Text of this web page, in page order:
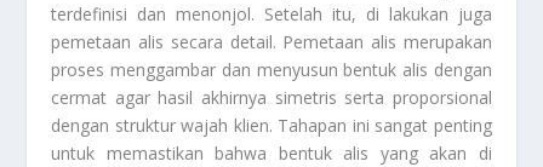
terdefinisi dan menonjol. Setelah itu, di lakukan juga
pemetaan alis secara detail. Pemetaan alis merupakan
proses menggambar dan menyusun bentuk alis dengan
cermat agar hasil akhirnya simetris serta proporsional
dengan struktur wajah klien. Tahapan ini sangat penting
untuk memastikan bahwa bentuk alis yang akan di